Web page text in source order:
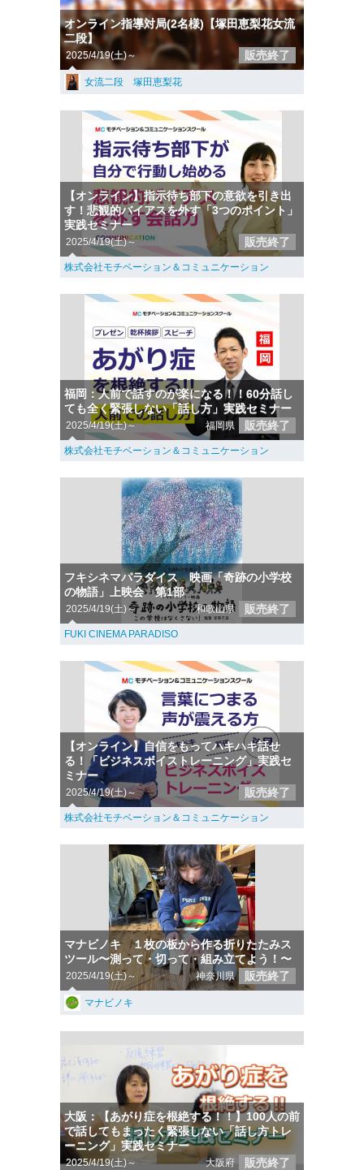
オンライン指導対局(2名様)【塚田恵梨花女流
二段】
2025/4/19(土)～ 販売終了
女流二段 塚田恵梨花
【オンライン】指示待ち部下の意欲を引き出
す！悲観的バイアスを外す「3つのポイント」
実践セミナー
2025/4/19(土)～ 販売終了
株式会社モチベーション＆コミュニケーション
福岡：人前で話すのが楽になる！！60分話し
ても全く緊張しない「話し方」実践セミナー
2025/4/19(土)～ 福岡県 販売終了
株式会社モチベーション＆コミュニケーション
フキシネマパラダイス 映画「奇跡の小学校
の物語」上映会 第1部
2025/4/19(土)～ 和歌山県 販売終了
FUKI CINEMA PARADISO
【オンライン】自信をもってハキハキ話せ
る！「ビジネスボイストレーニング」実践セ
ミナー
2025/4/19(土)～ 販売終了
株式会社モチベーション＆コミュニケーション
マナビノキ １枚の板から作る折りたたみス
ツール〜測って・切って・組み立てよう！〜
2025/4/19(土)～ 神奈川県 販売終了
マナビノキ
大阪：【あがり症を根絶する！！】100人の前
で話してもまったく緊張しない「話し方トレ
ーニング」実践セミナー
2025/4/19(土)～ 大阪府 販売終了